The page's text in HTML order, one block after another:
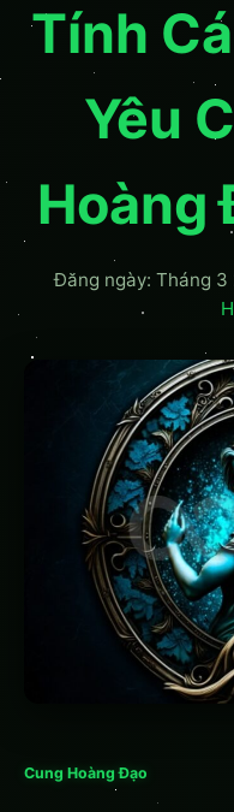
Tính
Yêu
Hoàng
Đăng ngày: Tháng 3
Cung Hoàng Đạo